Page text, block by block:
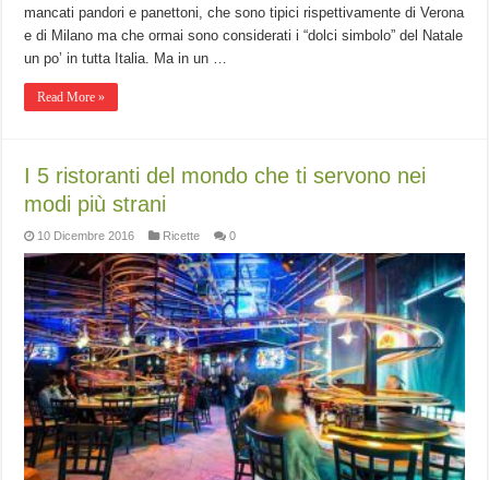
mancati pandori e panettoni, che sono tipici rispettivamente di Verona
e di Milano ma che ormai sono considerati i “dolci simbolo” del Natale
un po’ in tutta Italia. Ma in un …
Read More »
I 5 ristoranti del mondo che ti servono nei
modi più strani
10 Dicembre 2016 Ricette 0